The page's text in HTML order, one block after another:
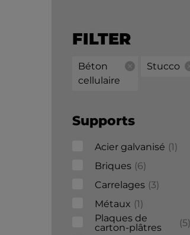
FILTER
Béton
cellulaire
Stucco
Supports
Acier galvanisé 1
Briques 6
Carrelages 3
Métaux 1
Plaques de
carton-plâtres
5